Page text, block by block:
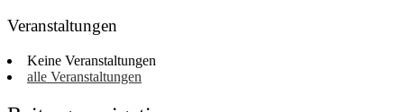
Veranstaltungen
Keine Veranstaltungen
alle Veranstaltungen